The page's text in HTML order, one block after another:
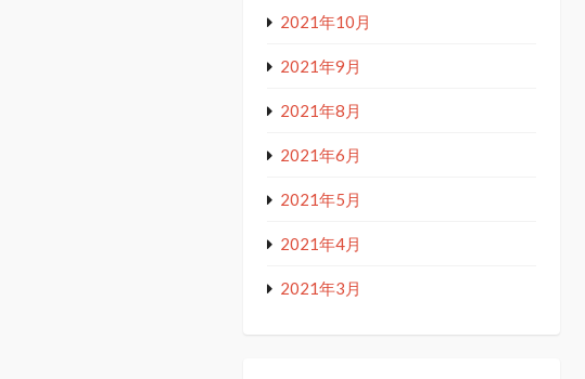
2021年10月
2021年9月
2021年8月
2021年6月
2021年5月
2021年4月
2021年3月